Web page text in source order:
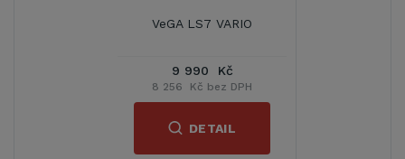
VeGA LS7 VARIO
9 990 Kč
8 256 Kč bez DPH
DETAIL